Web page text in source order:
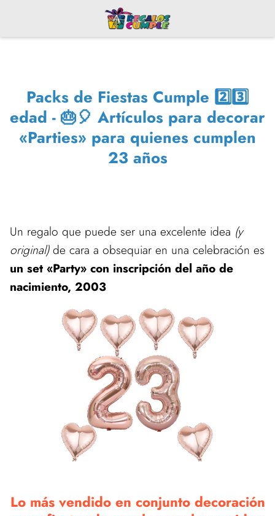
Packs de Fiestas Cumple 2️⃣3️⃣
edad - 🎂🎈 Artículos para decorar
«Parties» para quienes cumplen
23 años
Un regalo que puede ser una excelente idea (y
original)de cara a obsequiar en una celebración es
un set «Party» con inscripción del año de
nacimiento, 2003
Lo más vendido en conjunto decoración